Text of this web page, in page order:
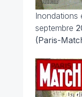
Inondations
septembre
(Paris-